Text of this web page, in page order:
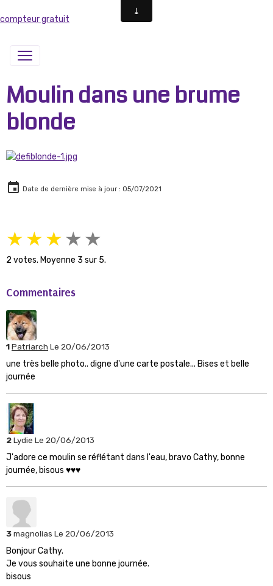
compteur gratuit
Moulin dans une brume
blonde
Date de dernière mise à jour : 05/07/2021
★★★★ ★
2 votes. Moyenne 3 sur 5.
Commentaires
1Patriarch Le 20/06/2013
une très belle photo.. digne d'une carte postale... Bises et belle
journée
2Lydie Le 20/06/2013
J'adore ce moulin se réflétant dans l'eau, bravo Cathy, bonne
journée, bisous ♥♥♥
3magnolias Le 20/06/2013
Bonjour Cathy.
Je vous souhaite une bonne journée.
bisous